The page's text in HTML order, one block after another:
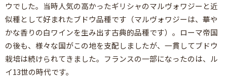
ウでした。当時人気の高かったギリシャのマルヴォワジーと近
似種として好まれたブドウ品種です（マルヴォワジーは、華や
かな香りの白ワインを生み出す古典的品種です）。ローマ帝国
の後も、様々な国がこの地を支配しましたが、一貫してブドウ
栽培は続けられてきました。フランスの一部になったのは、ル
イ13世の時代です。